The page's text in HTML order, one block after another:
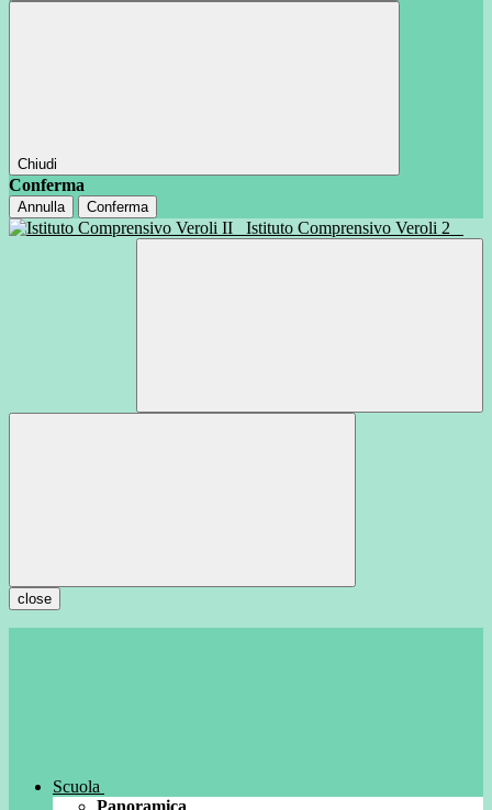
Chiudi
Conferma
Annulla Conferma
Istituto Comprensivo Veroli 2
close
Scuola